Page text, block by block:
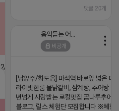
댓글:20개
224023970047
비공개
[남양주/화도읍] 마석역 바로앞 넓은 매
라이빗한룸 물닭갈비, 삼계탕, 추어탕 맛
년넘게 사랑받는 로컬맛집 곰나루추어
블로그, 릴스 체험단 모집합니다 ※체험